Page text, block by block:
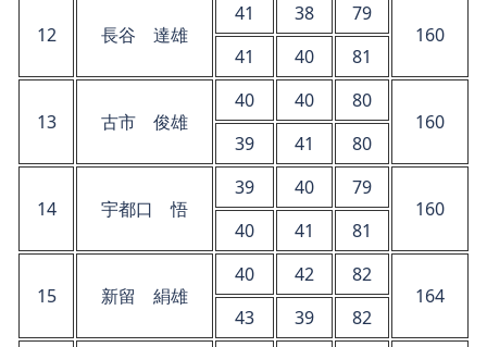
12 長谷 達雄
41 38
79
160
41
40 81
13 古市 俊雄
40 40
80
160
39
41 80
14 宇都口 悟
39 40
79
160
40
41 81
15 新留 絹雄
40 42
82
164
43
39 82